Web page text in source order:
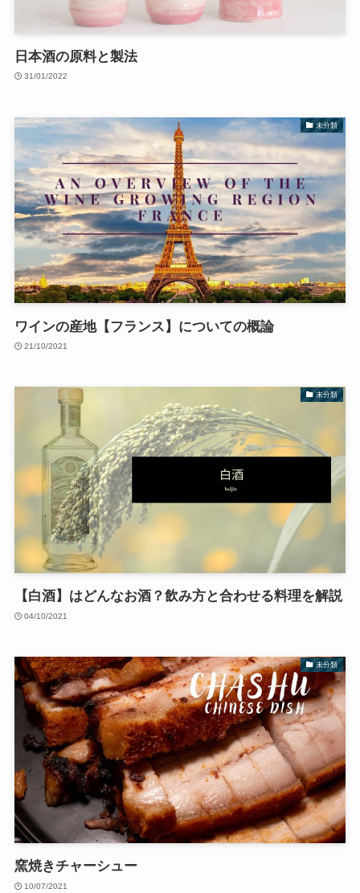
日本酒の原料と製法
31/01/2022
未分類
ワインの産地【フランス】についての概論
21/10/2021
未分類
【白酒】はどんなお酒？飲み方と合わせる料理を解説
04/10/2021
未分類
窯焼きチャーシュー
10/07/2021